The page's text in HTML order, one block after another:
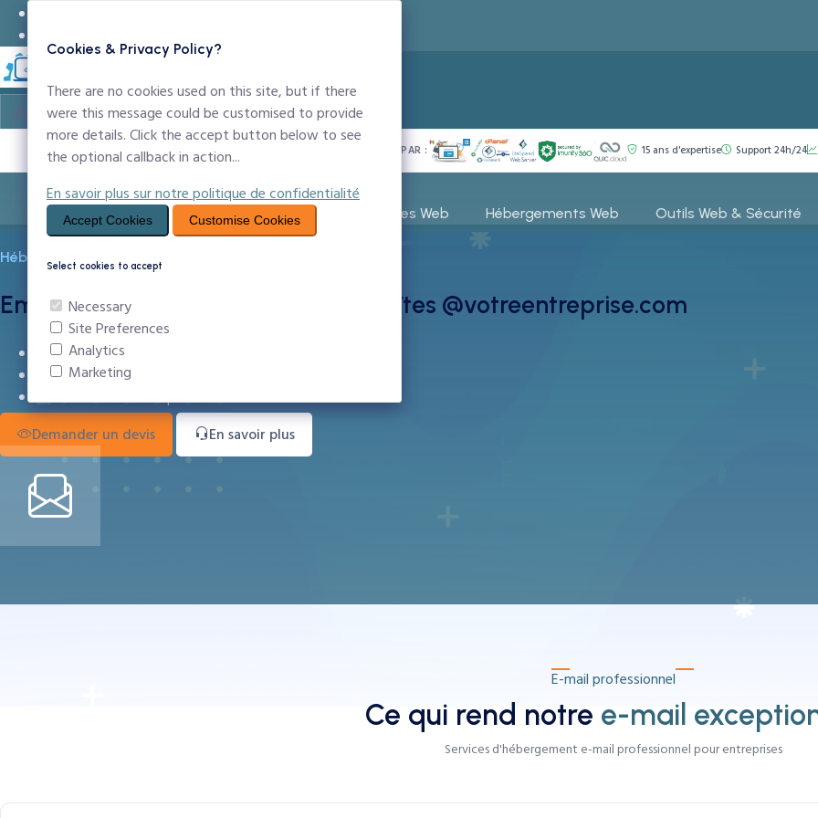
PROPULSÉ PAR : 15 ans d'expertise Support 24h/24
Entreprise Noms de Domaine Création Sites Web Hébergements Web Outils Web & Sécurité
Hébergement E-mail Professionnel
Email Entreprise au Cameroun — Boîtes @votreentreprise.com
E-mail professionnel sur votre nom de domaine
Webmail moderne + IMAP/POP/SMTP
Anti-virus et anti-spam inclus
Demander un devis
En savoir plus
E-mail professionnel
Ce qui rend notre e-mail
Services d'hébergement e-mail professionnel pour entreprises
Cookies & Privacy Policy?
There are no cookies used on this site, but if there
were this message could be customised to provide
more details. Click the accept button below to see
the optional callback in action...
En savoir plus sur notre politique de confidentialité
Accept Cookies Customise Cookies
Select cookies to accept
Necessary
Site Preferences
Analytics
Marketing